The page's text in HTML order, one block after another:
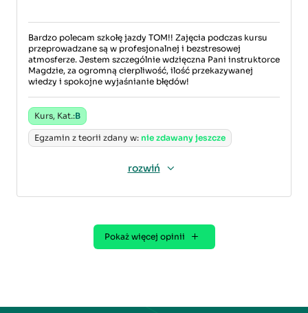
Bardzo polecam szkołę jazdy TOM!! Zajęcia podczas kursu
przeprowadzane są w profesjonalnej i bezstresowej
atmosferze. Jestem szczególnie wdzięczna Pani instruktorce
Magdzie, za ogromną cierpliwość, ilość przekazywanej
wiedzy i spokojne wyjaśnianie błędów!
Kurs, Kat.:B
Egzamin z teorii zdany w: nie zdawany jeszcze
rozwiń
Pokaż więcej opinii